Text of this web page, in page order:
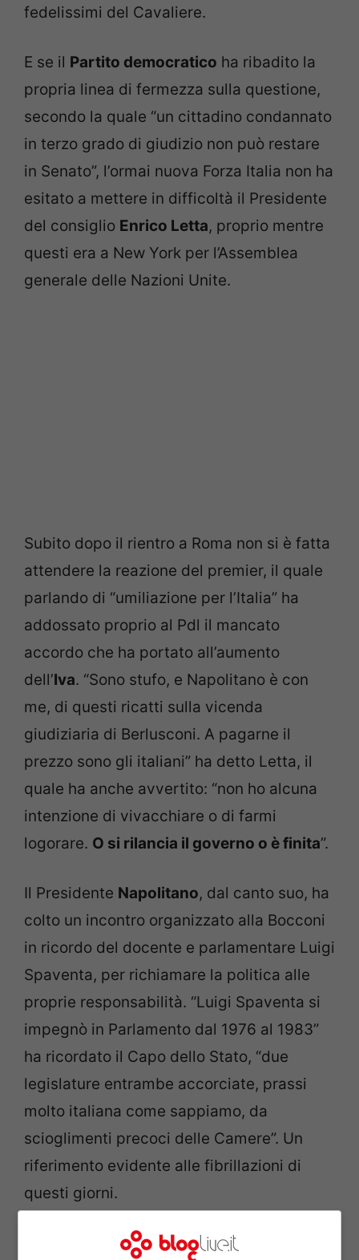
fedelissimi del Cavaliere.
E se il Partito democratico ha ribadito la
propria linea di fermezza sulla questione,
secondo la quale “un cittadino condannato
in terzo grado di giudizio non può restare
in Senato”, l’ormai nuova Forza Italia non ha
esitato a mettere in difficoltà il Presidente
del consiglio Enrico Letta, proprio mentre
questi era a New York per l’Assemblea
generale delle Nazioni Unite.
Subito dopo il rientro a Roma non si è fatta
attendere la reazione del premier, il quale
parlando di “umiliazione per l’Italia” ha
addossato proprio al Pdl il mancato
accordo che ha portato all’aumento
dell’Iva. “Sono stufo, e Napolitano è con
me, di questi ricatti sulla vicenda
giudiziaria di Berlusconi. A pagarne il
prezzo sono gli italiani” ha detto Letta, il
quale ha anche avvertito: “non ho alcuna
intenzione di vivacchiare o di farmi
logorare. O si rilancia il governo o è finita”.
Il Presidente Napolitano, dal canto suo, ha
colto un incontro organizzato alla Bocconi
in ricordo del docente e parlamentare Luigi
Spaventa, per richiamare la politica alle
proprie responsabilità. “Luigi Spaventa si
impegnò in Parlamento dal 1976 al 1983”
ha ricordato il Capo dello Stato, “due
legislature entrambe accorciate, prassi
molto italiana come sappiamo, da
scioglimenti precoci delle Camere”. Un
riferimento evidente alle fibrillazioni di
questi giorni.